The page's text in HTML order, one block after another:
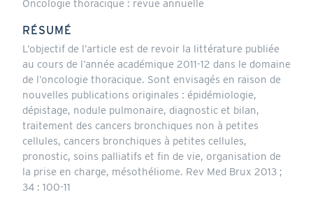
Oncologie thoracique : revue annuelle
RÉSUMÉ
L’objectif de l’article est de revoir la littérature publiée
au cours de l’année académique 2011-12 dans le domaine
de l’oncologie thoracique. Sont envisagés en raison de
nouvelles publications originales : épidémiologie,
dépistage, nodule pulmonaire, diagnostic et bilan,
traitement des cancers bronchiques non à petites
cellules, cancers bronchiques à petites cellules,
pronostic, soins palliatifs et fin de vie, organisation de
la prise en charge, mésothéliome. Rev Med Brux 2013 ;
34 : 100-11